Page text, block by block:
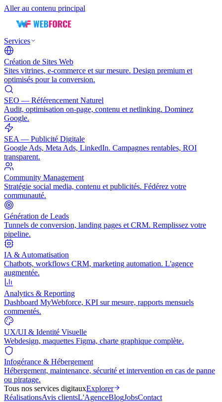
Aller au contenu principal
Services
Création de Sites Web
Sites vitrines, e-commerce et sur mesure. Design premium et
optimisés pour la conversion.
SEO — Référencement Naturel
Audit, optimisation on-page, contenu et netlinking. Dominez
Google.
SEA — Publicité Digitale
Google Ads, Meta Ads, LinkedIn. Campagnes rentables, ROI
transparent.
Community Management
Stratégie social media, contenu et publicités. Fédérez votre
communauté.
Génération de Leads
Tunnels de conversion, landing pages et CRM. Remplissez votre
pipeline.
IA & Automatisation
Chatbots, workflows CRM, marketing automation. L'agence
augmentée.
Analytics & Reporting
Dashboard MyWebforce, KPI sur mesure, rapports mensuels
commentés.
UX/UI & Identité Visuelle
Webdesign, maquettes Figma, charte graphique complète.
Infogérance & Hébergement
Hébergement, maintenance, sécurité et intervention en cas de panne
ou piratage.
Tous nos services digitauxExplorer
RéalisationsAvis clientsL'AgenceBlogJobsContact